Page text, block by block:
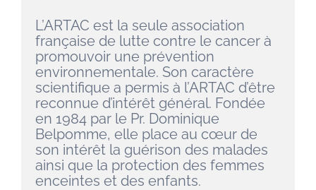
Facebook
Linkedin
L’ARTAC est la seule association
française de lutte contre le cancer à
promouvoir une prévention
environnementale. Son caractère
scientifique a permis à l’ARTAC d’être
reconnue d’intérêt général. Fondée
en 1984 par le Pr. Dominique
Belpomme, elle place au cœur de
son intérêt la guérison des malades
ainsi que la protection des femmes
enceintes et des enfants.